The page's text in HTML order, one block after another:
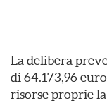
La delibera
di 64.173,96
risorse proprie